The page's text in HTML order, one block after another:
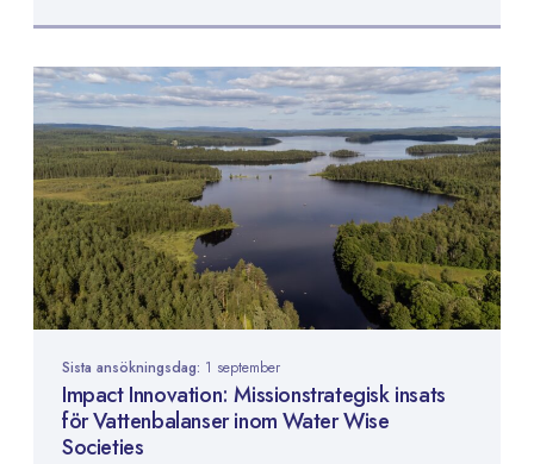
Sista ansökningsdag: 1 september
Impact Innovation: Missionstrategisk insats
för Vattenbalanser inom Water Wise
Societies